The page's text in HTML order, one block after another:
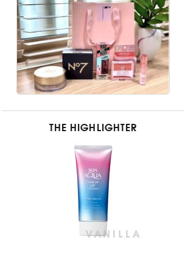
THE HIGHLIGHTER